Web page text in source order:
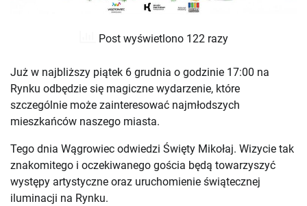
Post wyświetlono 122 razy
Już w najbliższy piątek 6 grudnia o godzinie 17:00 na
Rynku odbędzie się magiczne wydarzenie, które
szczególnie może zainteresować najmłodszych
mieszkańców naszego miasta.
Tego dnia Wągrowiec odwiedzi Święty Mikołaj. Wizycie tak
znakomitego i oczekiwanego gościa będą towarzyszyć
występy artystyczne oraz uruchomienie świątecznej
iluminacji na Rynku.